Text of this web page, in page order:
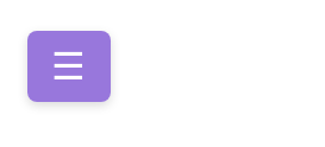
Zur
Navigation
springen
Zum
Inhalt
springen